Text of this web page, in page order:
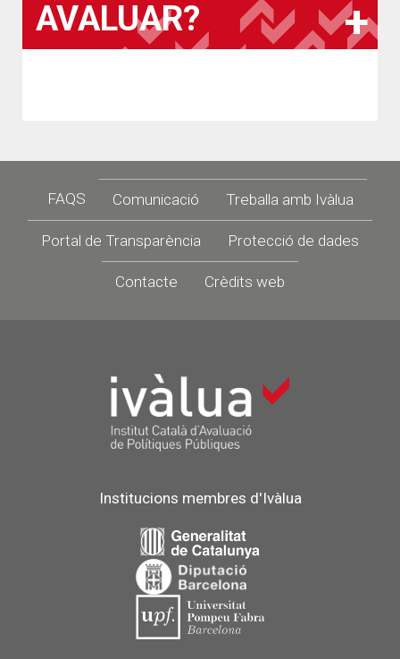
AVALUAR?
Footer
FAQS Comunicació Treballa amb Ivàlua
Portal de Transparència Protecció de dades
Contacte Crèdits web
Institucions membres d'Ivàlua